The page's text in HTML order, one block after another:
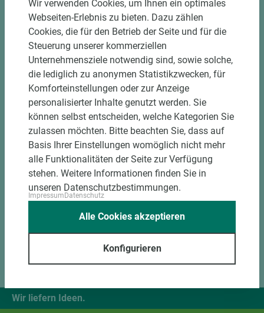
Materialschonende und kundengerechte
Verpackung der Fixmaße
Jetzt Zuschnitt anfragen
Wir liefern Ideen.
Wir verwenden Cookies, um Ihnen ein optimales
Webseiten-Erlebnis zu bieten. Dazu zählen
Cookies, die für den Betrieb der Seite und für die
Steuerung unserer kommerziellen
Unternehmensziele notwendig sind, sowie solche,
die lediglich zu anonymen Statistikzwecken, für
Komforteinstellungen oder zur Anzeige
personalisierter Inhalte genutzt werden. Sie
können selbst entscheiden, welche Kategorien Sie
zulassen möchten. Bitte beachten Sie, dass auf
Basis Ihrer Einstellungen womöglich nicht mehr
alle Funktionalitäten der Seite zur Verfügung
stehen. Weitere Informationen finden Sie in
unseren Datenschutzbestimmungen.
Impressum Datenschutz
Konfigurieren
Alle Cookies akzeptieren